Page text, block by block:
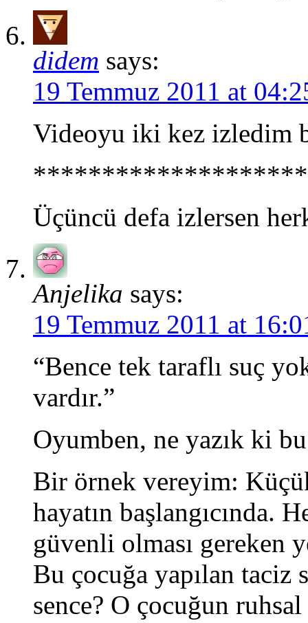
didem says:
19 Temmuz 2011 at
Videoyu iki kez izledim
Üçüncü defa izlersen
Anjelika says:
19 Temmuz 2011 at
“Bence tek taraflı suç
vardır.”
Oyumben, ne yazık ki
Bir örnek vereyim:
hayatın başlangıcında.
güvenli olması gereken
Bu çocuğa yapılan taciz
sence? O çocuğun